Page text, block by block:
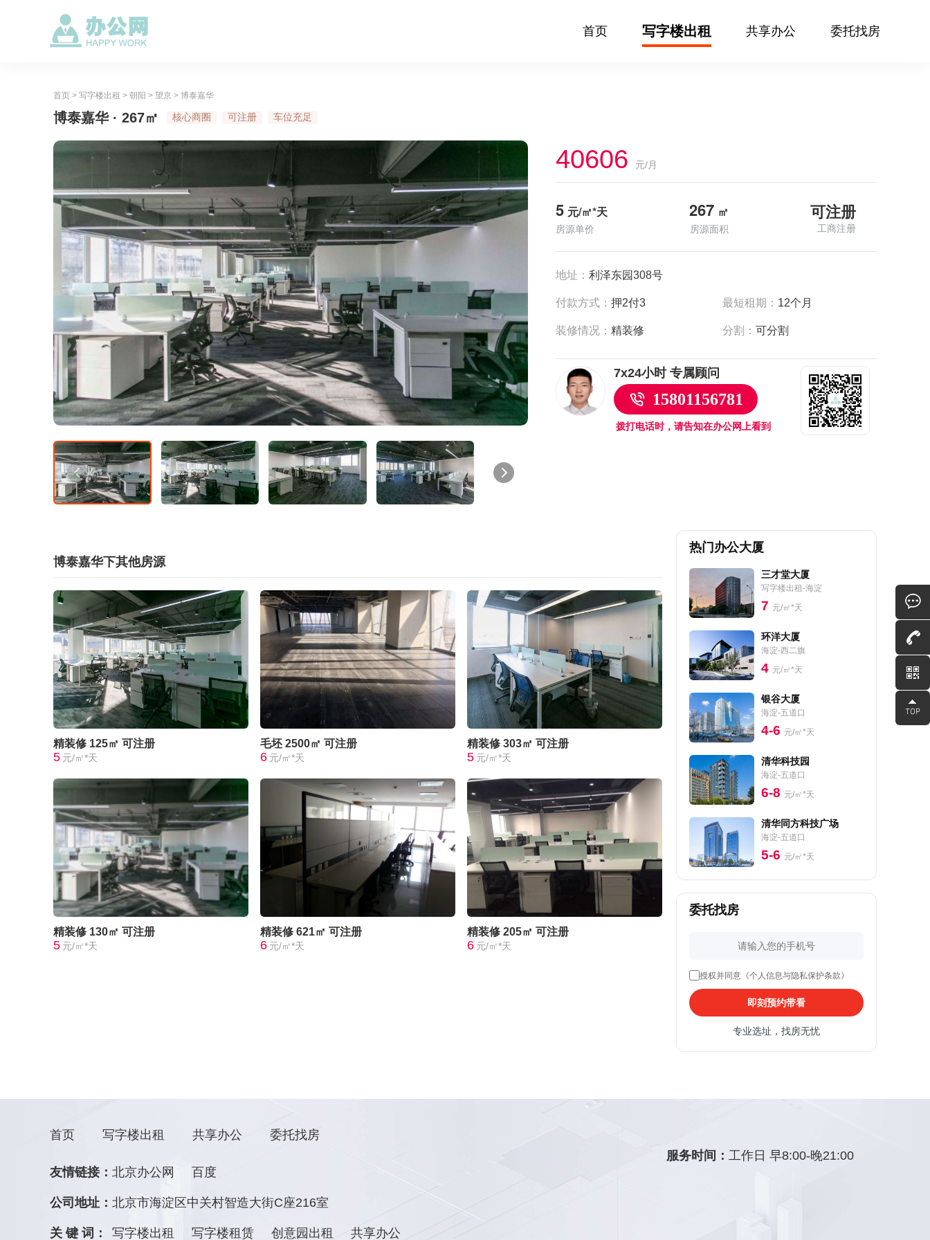
首页 写字楼出租 共享办公 委托找房
首页 > 写字楼出租 > 朝阳 > 望京 > 博泰嘉华
博泰嘉华 · 267㎡ 核心商圈 可注册 车位充足
40606 元/月
5 元/㎡*天
房源单价
267 ㎡
房源面积
可注册
工商注册
地址： 利泽东园308号
付款方式： 押2付3 最短租期： 12个月
装修情况： 精装修 分割：可分割
7x24小时 专属顾问
15801156781
拨打电话时，请告知在办公网上看到
博泰嘉华下其他房源
精装修 125㎡ 可注册
5 元/㎡*天
毛坯 2500㎡ 可注册
6 元/㎡*天
精装修 303㎡ 可注册
5 元/㎡*天
精装修 130㎡ 可注册
5 元/㎡*天
精装修 621㎡ 可注册
6 元/㎡*天
精装修 205㎡ 可注册
6 元/㎡*天
热门办公大厦
三才堂大厦
写字楼出租-海淀
7 元/㎡*天
环洋大厦
海淀-西二旗
4 元/㎡*天
银谷大厦
海淀-五道口
4-6 元/㎡*天
清华科技园
海淀-五道口
6-8 元/㎡*天
清华同方科技广场
海淀-五道口
5-6 元/㎡*天
委托找房
授权并同意《个人信息与隐私保护条款》
即刻预约带看
专业选址，找房无忧
首页 写字楼出租 共享办公 委托找房
友情链接： 北京办公网 百度
公司地址： 北京市海淀区中关村智造大街C座216室
关 键 词： 写字楼出租 写字楼租赁 创意园出租 共享办公
服务时间：工作日 早8:00-晚21:00